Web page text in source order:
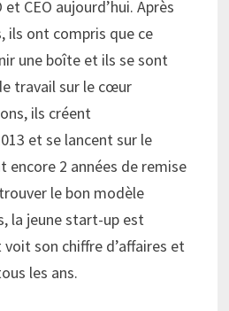
CEO aujourd’hui. Après
ils ont compris que ce
une boîte et ils se sont
travail sur le cœur
ils créent
et se lancent sur le
encore 2 années de remise
le bon modèle
la jeune start-up est
voit son chiffre d’affaires et
les ans.